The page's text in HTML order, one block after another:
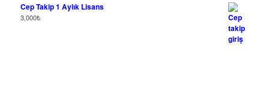
Cep Takip 1 Aylık Lisans
3,000₺